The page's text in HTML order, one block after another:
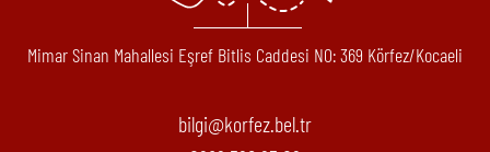
Mimar Sinan Mahallesi Eşref Bitlis Caddesi N0: 369 Körfez/Kocaeli
bilgi@korfez.bel.tr